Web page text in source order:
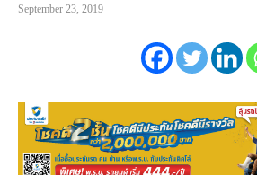
September 23, 2019